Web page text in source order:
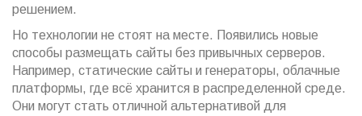
решением.
Но технологии не стоят на месте. Появились новые
способы размещать сайты без привычных серверов.
Например, статические сайты и генераторы, облачные
платформы, где всё хранится в распределенной среде.
Они могут стать отличной альтернативой для